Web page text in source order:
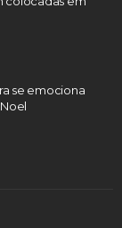
se emociona